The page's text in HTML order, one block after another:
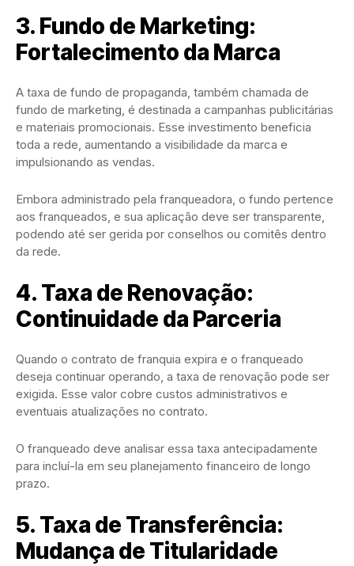
3. Fundo de Marketing:
Fortalecimento da Marca
A taxa de fundo de propaganda, também chamada de
fundo de marketing, é destinada a campanhas publicitárias
e materiais promocionais. Esse investimento beneficia
toda a rede, aumentando a visibilidade da marca e
impulsionando as vendas.
Embora administrado pela franqueadora, o fundo pertence
aos franqueados, e sua aplicação deve ser transparente,
podendo até ser gerida por conselhos ou comitês dentro
da rede.
4. Taxa de Renovação:
Continuidade da Parceria
Quando o contrato de franquia expira e o franqueado
deseja continuar operando, a taxa de renovação pode ser
exigida. Esse valor cobre custos administrativos e
eventuais atualizações no contrato.
O franqueado deve analisar essa taxa antecipadamente
para incluí-la em seu planejamento financeiro de longo
prazo.
5. Taxa de Transferência:
Mudança de Titularidade